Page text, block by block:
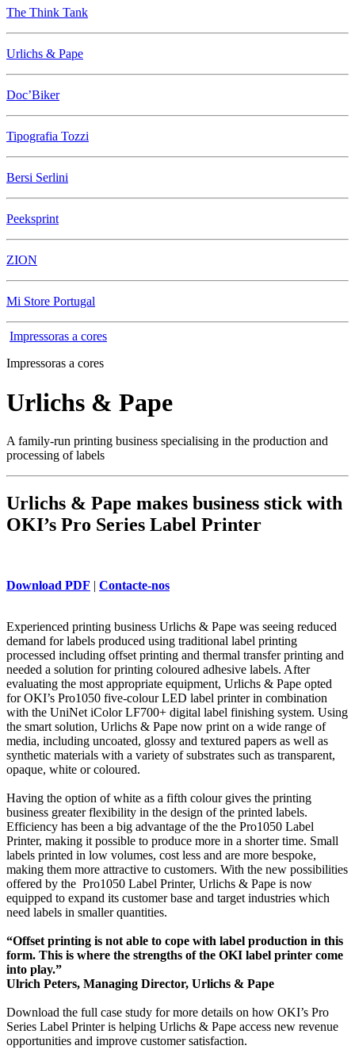
The Think Tank
Urlichs & Pape
Doc’Biker
Tipografia Tozzi
Bersi Serlini
Peeksprint
ZION
Mi Store Portugal
Impressoras a cores
Impressoras a cores
Urlichs & Pape
A family-run printing business specialising in the production and
processing of labels
Urlichs & Pape makes business stick with
OKI’s Pro Series Label Printer
Download PDF | Contacte-nos
Experienced printing business Urlichs & Pape was seeing reduced
demand for labels produced using traditional label printing
processed including offset printing and thermal transfer printing and
needed a solution for printing coloured adhesive labels. After
evaluating the most appropriate equipment, Urlichs & Pape opted
for OKI’s Pro1050 five-colour LED label printer in combination
with the UniNet iColor LF700+ digital label finishing system. Using
the smart solution, Urlichs & Pape now print on a wide range of
media, including uncoated, glossy and textured papers as well as
synthetic materials with a variety of substrates such as transparent,
opaque, white or coloured.
Having the option of white as a fifth colour gives the printing
business greater flexibility in the design of the printed labels.
Efficiency has been a big advantage of the the Pro1050 Label
Printer, making it possible to produce more in a shorter time. Small
labels printed in low volumes, cost less and are more bespoke,
making them more attractive to customers. With the new possibilities
offered by the Pro1050 Label Printer, Urlichs & Pape is now
equipped to expand its customer base and target industries which
need labels in smaller quantities.
“Offset printing is not able to cope with label production in this
form. This is where the strengths of the OKI label printer come
into play.”
Ulrich Peters, Managing Director, Urlichs & Pape
Download the full case study for more details on how OKI’s Pro
Series Label Printer is helping Urlichs & Pape access new revenue
opportunities and improve customer satisfaction.